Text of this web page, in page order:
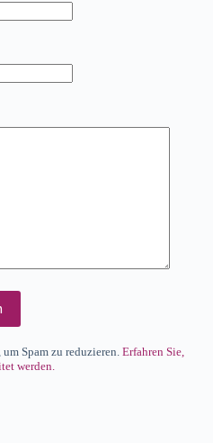
Spam zu reduzieren. Erfahren Sie,
werden.